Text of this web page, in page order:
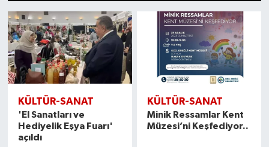
KÜLTÜR-SANAT
'El Sanatları ve
Hediyelik Eşya Fuarı'
açıldı
KÜLTÜR-SANAT
Minik Ressamlar Kent
Müzesi’ni Keşfediyor..
Medya
Mizah
Röportaj
Teknoloji